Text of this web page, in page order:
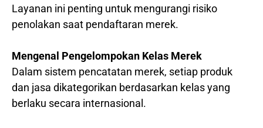
Layanan ini penting untuk mengurangi risiko
penolakan saat pendaftaran merek.
Mengenal Pengelompokan Kelas Merek
Dalam sistem pencatatan merek, setiap produk
dan jasa dikategorikan berdasarkan kelas yang
berlaku secara internasional.